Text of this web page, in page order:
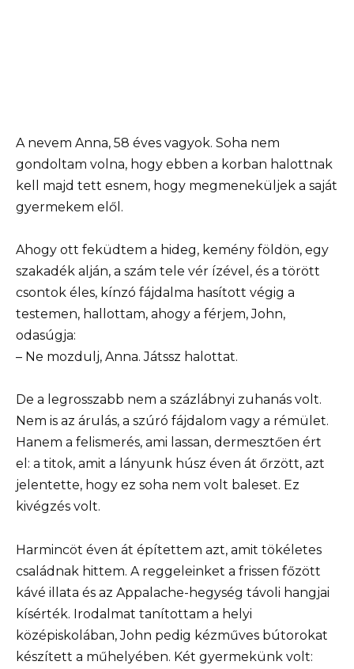
A nevem Anna, 58 éves vagyok. Soha nem
gondoltam volna, hogy ebben a korban halottnak
kell majd tett esnem, hogy megmeneküljek a saját
gyermekem elől.
Ahogy ott feküdtem a hideg, kemény földön, egy
szakadék alján, a szám tele vér ízével, és a törött
csontok éles, kínzó fájdalma hasított végig a
testemen, hallottam, ahogy a férjem, John,
odasúgja:
– Ne mozdulj, Anna. Játssz halottat.
De a legrosszabb nem a százlábnyi zuhanás volt.
Nem is az árulás, a szúró fájdalom vagy a rémület.
Hanem a felismerés, ami lassan, dermesztően ért
el: a titok, amit a lányunk húsz éven át őrzött, azt
jelentette, hogy ez soha nem volt baleset. Ez
kivégzés volt.
Harmincöt éven át építettem azt, amit tökéletes
családnak hittem. A reggeleinket a frissen főzött
kávé illata és az Appalache-hegység távoli hangjai
kísérték. Irodalmat tanítottam a helyi
középiskolában, John pedig kézműves bútorokat
készített a műhelyében. Két gyermekünk volt: